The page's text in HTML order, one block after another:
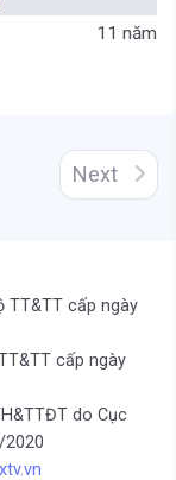
11 năm
Next
TT&TT cấp ngày
cấp ngày
do Cục
2020